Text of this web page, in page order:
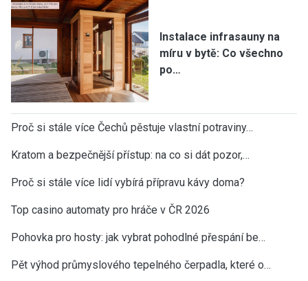
Instalace infrasauny na
míru v bytě: Co všechno
po…
Proč si stále více Čechů pěstuje vlastní potraviny…
Kratom a bezpečnější přístup: na co si dát pozor,…
Proč si stále více lidí vybírá přípravu kávy doma?
Top casino automaty pro hráče v ČR 2026
Pohovka pro hosty: jak vybrat pohodlné přespání be…
Pět výhod průmyslového tepelného čerpadla, které o…